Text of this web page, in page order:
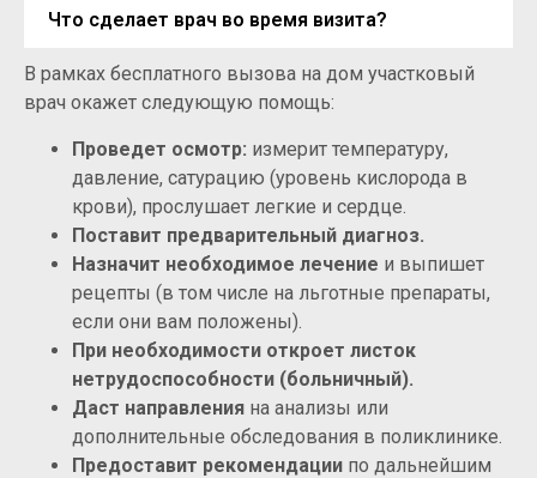
Что сделает врач во время визита?
В рамках бесплатного вызова на дом участковый
врач окажет следующую помощь:
Проведет осмотр: измерит температуру,
давление, сатурацию (уровень кислорода в
крови), прослушает легкие и сердце.
Поставит предварительный диагноз.
Назначит необходимое лечение и выпишет
рецепты (в том числе на льготные препараты,
если они вам положены).
При необходимости откроет листок
нетрудоспособности (больничный).
Даст направления на анализы или
дополнительные обследования в поликлинике.
Предоставит рекомендации по дальнейшим